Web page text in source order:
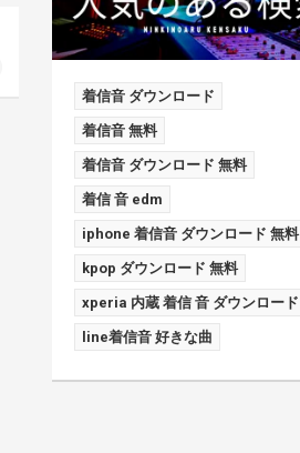
着信音 ダウンロード
着信音 無料
着信音 ダウンロード 無料
着信 音 edm
iphone 着信音 ダウンロード 無料
kpop ダウンロード 無料
xperia 内蔵 着信 音 ダウンロード
line着信音 好きな曲